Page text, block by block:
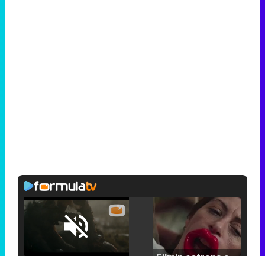
Unmute /
Loaded :